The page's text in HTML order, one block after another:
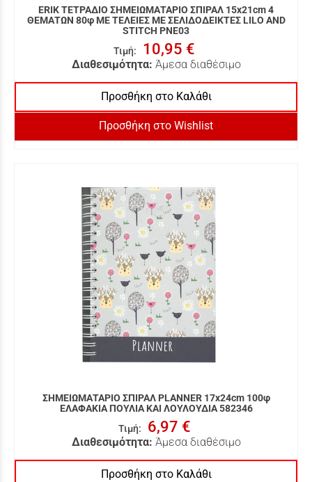
ERIK ΤΕΤΡΑΔΙΟ ΣΗΜΕΙΩΜΑΤΑΡΙΟ ΣΠΙΡΑΛ 15x21cm 4
ΘΕΜΑΤΩΝ 80φ ΜΕ ΤΕΛΕΙΕΣ ΜΕ ΣΕΛΙΔΟΔΕΙΚΤΕΣ LILO AND
STITCH PNE03
Τιμή: 10,95 €
Διαθεσιμότητα: Άμεσα διαθέσιμο
Προσθήκη στο Καλάθι
Προσθήκη στο Wishlist
ΣΗΜΕΙΩΜΑΤΑΡΙΟ ΣΠΙΡΑΛ PLANNER 17x24cm 100φ
ΕΛΑΦΑΚΙΑ ΠΟΥΛΙΑ ΚΑΙ ΛΟΥΛΟΥΔΙΑ 582346
Τιμή: 6,97 €
Διαθεσιμότητα: Άμεσα διαθέσιμο
Προσθήκη στο Καλάθι